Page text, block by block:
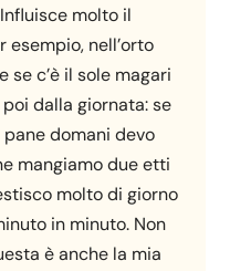
molto il
nell’orto
se c’è il sole magari
dalla giornata: se
domani devo
mangiamo due etti
molto di giorno
in minuto. Non
è anche la mia